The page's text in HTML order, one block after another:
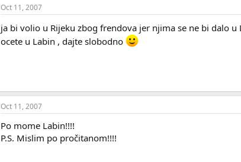
Oct 11, 2007
ja bi volio u Rijeku zbog frendova jer njima se ne bi dalo
ocete u Labin , dajte slobodno
Oct 11, 2007
Po mome Labin!!!!
P.S. Mislim po pročitanom!!!!